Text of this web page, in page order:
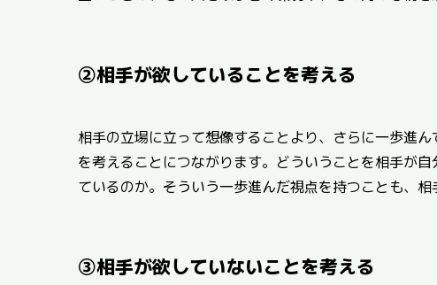
②相手が欲していることを考える
相手の立場に立って想像することより、さらに一歩進
を考えることにつながります。どういうことを相手が
ているのか。そういう一歩進んだ視点を持つことも、
③相手が欲していないことを考える